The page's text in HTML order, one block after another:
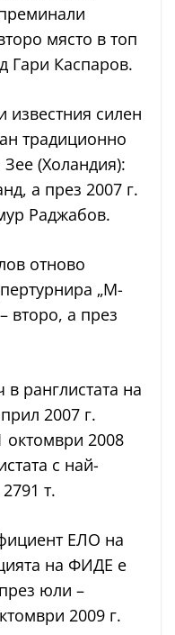
място в топ
Гари Каспаров.
известния силен
традиционно
(Холандия):
а през 2007 г.
Раджабов.
отново
„М-
второ, а през
ранглистата на
2007 г.
октомври 2008
с най-
т.
ЕЛО на
на ФИДЕ е
юли –
2009 г.